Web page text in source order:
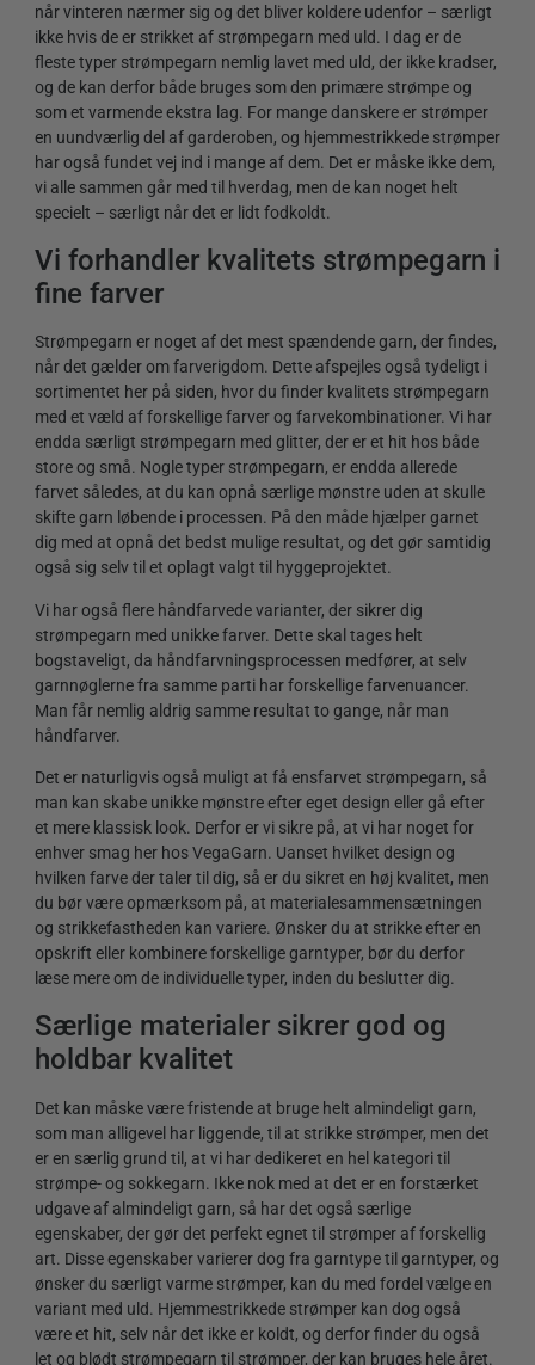
når vinteren nærmer sig og det bliver koldere udenfor – særligt
ikke hvis de er strikket af strømpegarn med uld. I dag er de
fleste typer strømpegarn nemlig lavet med uld, der ikke kradser,
og de kan derfor både bruges som den primære strømpe og
som et varmende ekstra lag. For mange danskere er strømper
en uundværlig del af garderoben, og hjemmestrikkede strømper
har også fundet vej ind i mange af dem. Det er måske ikke dem,
vi alle sammen går med til hverdag, men de kan noget helt
specielt – særligt når det er lidt fodkoldt.
Vi forhandler kvalitets strømpegarn i
fine farver
Strømpegarn er noget af det mest spændende garn, der findes,
når det gælder om farverigdom. Dette afspejles også tydeligt i
sortimentet her på siden, hvor du finder kvalitets strømpegarn
med et væld af forskellige farver og farvekombinationer. Vi har
endda særligt strømpegarn med glitter, der er et hit hos både
store og små. Nogle typer strømpegarn, er endda allerede
farvet således, at du kan opnå særlige mønstre uden at skulle
skifte garn løbende i processen. På den måde hjælper garnet
dig med at opnå det bedst mulige resultat, og det gør samtidig
også sig selv til et oplagt valgt til hyggeprojektet.
Vi har også flere håndfarvede varianter, der sikrer dig
strømpegarn med unikke farver. Dette skal tages helt
bogstaveligt, da håndfarvningsprocessen medfører, at selv
garnnøglerne fra samme parti har forskellige farvenuancer.
Man får nemlig aldrig samme resultat to gange, når man
håndfarver.
Det er naturligvis også muligt at få ensfarvet strømpegarn, så
man kan skabe unikke mønstre efter eget design eller gå efter
et mere klassisk look. Derfor er vi sikre på, at vi har noget for
enhver smag her hos VegaGarn. Uanset hvilket design og
hvilken farve der taler til dig, så er du sikret en høj kvalitet, men
du bør være opmærksom på, at materialesammensætningen
og strikkefastheden kan variere. Ønsker du at strikke efter en
opskrift eller kombinere forskellige garntyper, bør du derfor
læse mere om de individuelle typer, inden du beslutter dig.
Særlige materialer sikrer god og
holdbar kvalitet
Det kan måske være fristende at bruge helt almindeligt garn,
som man alligevel har liggende, til at strikke strømper, men det
er en særlig grund til, at vi har dedikeret en hel kategori til
strømpe- og sokkegarn. Ikke nok med at det er en forstærket
udgave af almindeligt garn, så har det også særlige
egenskaber, der gør det perfekt egnet til strømper af forskellig
art. Disse egenskaber varierer dog fra garntype til garntyper, og
ønsker du særligt varme strømper, kan du med fordel vælge en
variant med uld. Hjemmestrikkede strømper kan dog også
være et hit, selv når det ikke er koldt, og derfor finder du også
let og blødt strømpegarn til strømper, der kan bruges hele året.